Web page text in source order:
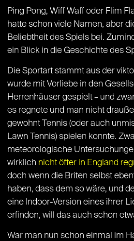
Ping Pong, Wiff Waff oder Flim
hatte schon viele Namen, aber
Beliebtheit des Spiels bei.
ein Blick in die Geschichte des
Die Sportart stammt aus der
wurde mit Vorliebe in den
Herrenhäuser gespielt – und
es regnete und man nicht
gewohnt Tennis (oder auch
Lawn Tennis) spielen konnte.
meteorologische
wirklich nicht öfter in England
doch wenn die Briten selbst
haben, dass dem so wäre, und
eine Indoor-Version eines ihrer
erfinden, will das auch schon
War man nun schon einmal im